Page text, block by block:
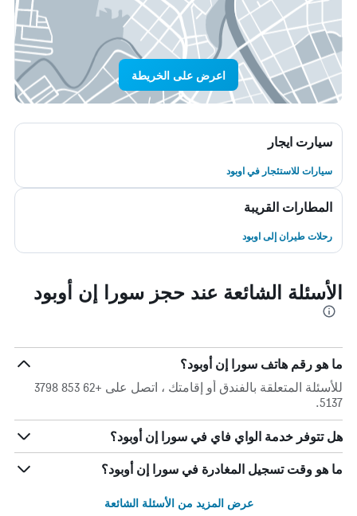
اعرض على الخريطة
سيارت ايجار
سيارات للاستئجار في اوبود
المطارات القريبة
رحلات طيران إلى اوبود
الأسئلة الشائعة عند حجز سورا إن أوبود
ما هو رقم هاتف سورا إن أوبود؟
للأسئلة المتعلقة بالفندق أو إقامتك ، اتصل على +62 853 3798
5137.
هل تتوفر خدمة الواي فاي في سورا إن أوبود؟
ما هو وقت تسجيل المغادرة في سورا إن أوبود؟
عرض المزيد من الأسئلة الشائعة